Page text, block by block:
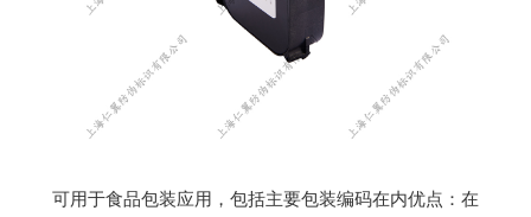
可用于食品包装应用，包括主要包装编码在内优点：在